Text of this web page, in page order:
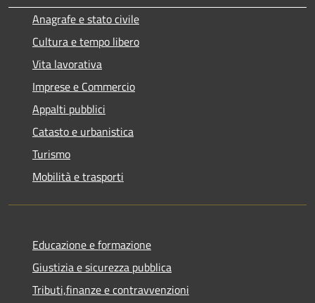
Anagrafe e stato civile
Cultura e tempo libero
Vita lavorativa
Imprese e Commercio
Appalti pubblici
Catasto e urbanistica
Turismo
Mobilità e trasporti
Educazione e formazione
Giustizia e sicurezza pubblica
Tributi,finanze e contravvenzioni